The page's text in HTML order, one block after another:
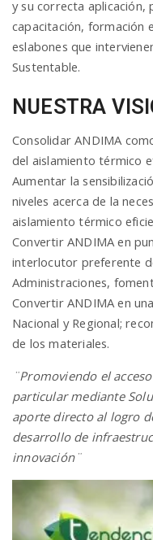
y su correcta aplicación,
capacitación, formación
eslabones que
Sustentable.
NUESTRA
Consolidar ANDIMA
del aislamiento térmico
Aumentar la
niveles acerca de la
aislamiento térmico
Convertir ANDIMA en
interlocutor preferente
Administraciones,
Convertir ANDIMA en
Nacional y Regional;
de los materiales.
¨Promoviendo el
particular mediante
aporte directo al logro
desarrollo de
innovación¨